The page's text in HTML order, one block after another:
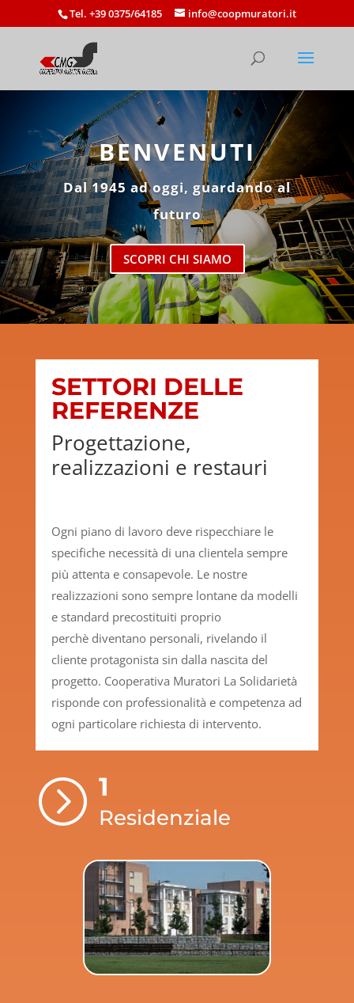
Tel. +39 0375/64185 info@coopmuratori.it
BENVENUTI
Dal 1945 ad oggi, guardando al
futuro
SCOPRI CHI SIAMO
SETTORI DELLE
REFERENZE
Progettazione,
realizzazioni e restauri
Ogni piano di lavoro deve rispecchiare le
specifiche necessità di una clientela sempre
più attenta e consapevole. Le nostre
realizzazioni sono sempre lontane da modelli
e standard precostituiti proprio
perchè diventano personali, rivelando il
cliente protagonista sin dalla nascita del
progetto. Cooperativa Muratori La Solidarietà
risponde con professionalità e competenza ad
ogni particolare richiesta di intervento.
= 1
Residenziale